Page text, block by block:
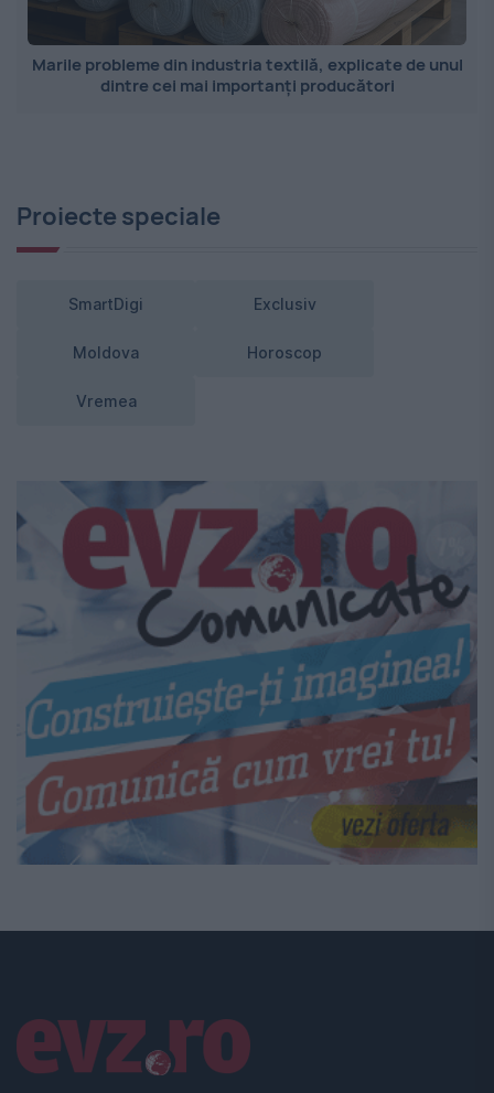
Marile probleme din industria textilă, explicate de unul
dintre cei mai importanți producători
Proiecte speciale
SmartDigi Exclusiv
Moldova Horoscop
Vremea
Linkuri utile